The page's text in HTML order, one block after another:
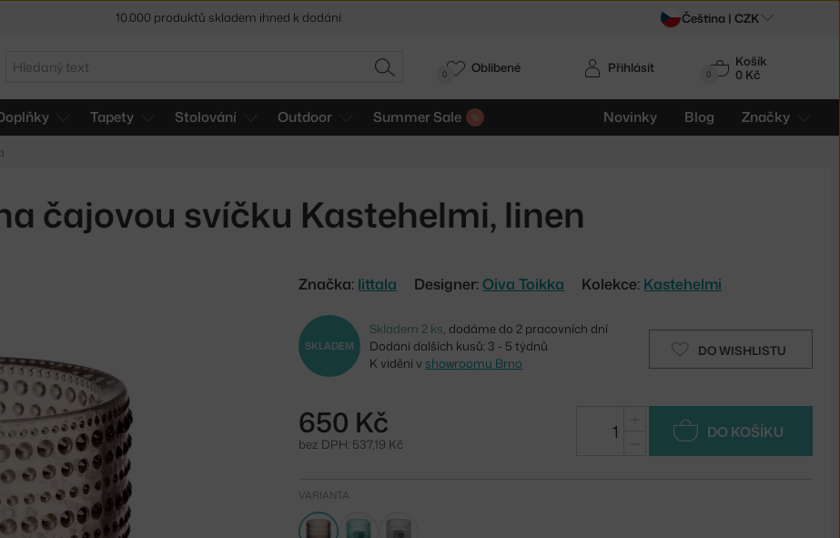
Hledat
HLEDAT 0
Košík
0 Kč
Tapety Stolování Outdoor Summer Sale Novinky Blog Značky
Přihlásit
0 Oblíbené
čajovou svíčku Kastehelmi, linen
Značka: Iittala Designer:Oiva Toikka Kolekce: Kastehelmi
DO WISHLISTU
SKLADEM
Skladem 2 ks, dodáme do 2 pracovních dní
Dodání dalších kusů: 3 - 5 týdnů
K vidění vshowroomu Brno
650 Kč
bez DPH: 537,19 Kč
DO KOŠÍKU
VARIANTA
Čeština | CZK